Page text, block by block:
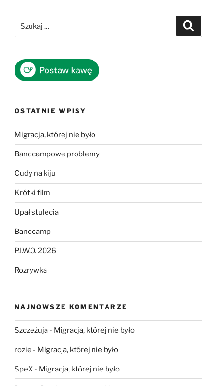
OSTATNIE WPISY
Migracja, której nie było
Bandcampowe problemy
Cudy na kiju
Krótki film
Upał stulecia
Bandcamp
P.I.W.O. 2026
Rozrywka
NAJNOWSZE KOMENTARZE
Szczeżuja - Migracja, której nie było
rozie - Migracja, której nie było
SpeX - Migracja, której nie było